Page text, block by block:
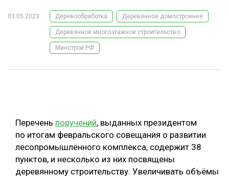
ЛЕСОЗАГОТОВКА
ОБРАБОТКА ДРЕВЕСИНЫ
ПРОИЗВОДСТВО ДРЕВЕСНЫХ ПЛИТ
ПОДБОРКИ СТАТЕЙ
ЭКСПЕРТНОЕ МНЕНИЕ
03.05.2023 Деревообработка Деревянное домостроение
Деревянное многоэтажное строительство
Минстрой РФ
Перечень поручений, выданных президентом
по итогам февральского совещания о развитии
лесопромышленного комплекса, содержит 38
пунктов, и несколько из них посвящены
деревянному строительству. Увеличивать объёмы